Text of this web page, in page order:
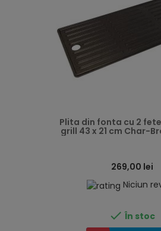
Plita din fonta cu 2
grill 43 x 21 cm Char-
269,00 lei
Niciun
 În stoc